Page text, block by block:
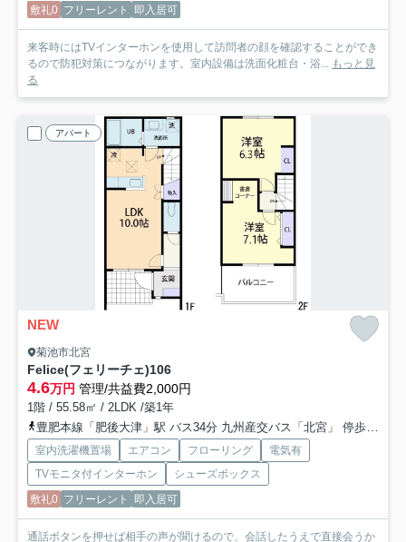
敷礼0 フリーレント 即入居可
来客時にはTVインターホンを使用して訪問者の顔を確認することができ
るので防犯対策につながります。室内設備は洗面化粧台・浴... もっと見
る
アパート
NEW
菊池市北宮
Felice(フェリーチェ)106
4.6万円 管理/共益費2,000円
1階 / 55.58㎡ / 2LDK /築1年
豊肥本線「肥後大津」駅 バス34分 九州産交バス「北宮」 停歩2分
室内洗濯機置場 エアコン フローリング
電気有
TVモニタ付インターホン
シューズボックス
敷礼0 フリーレント 即入居可
通話ボタンを押せば相手の声が聞けるので、会話したうえで直接会うか